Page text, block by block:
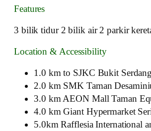
Features
3 bilik tidur 2 bilik air 2 parkir
Location & Accessibility
1.0 km to SJKC Bukit Serdang
2.0 km SMK Taman
3.0 km AEON Mall Taman
4.0 km Giant Hypermarket
5.0km Rafflesia International